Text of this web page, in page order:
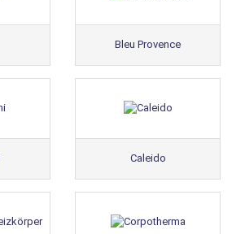
Bleu Provence
Caleido